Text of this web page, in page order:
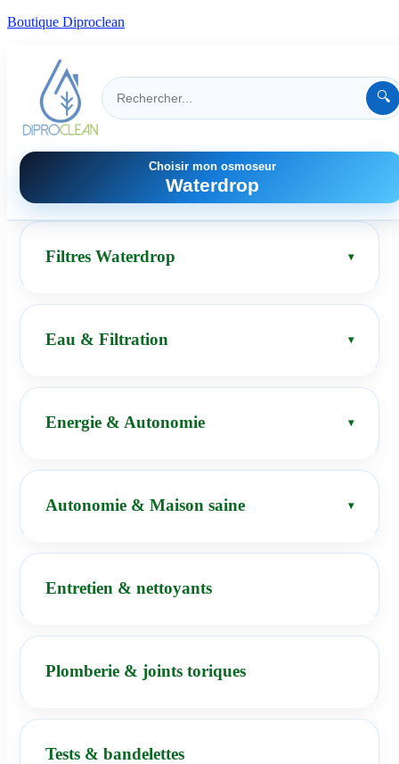
Boutique Diproclean
🔍
Choisir mon osmoseur
Waterdrop
Filtres Waterdrop
Eau & Filtration
Energie & Autonomie
Autonomie & Maison saine
Entretien & nettoyants
Plomberie & joints toriques
Tests & bandelettes